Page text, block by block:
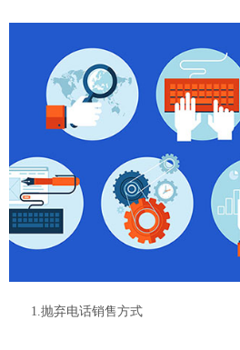
1.抛弃电话销售方式